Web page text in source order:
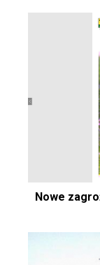
Nowe